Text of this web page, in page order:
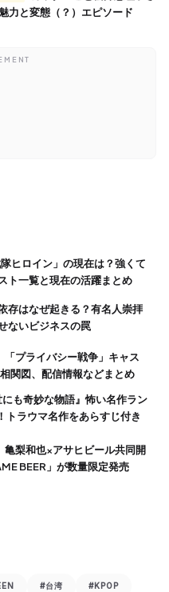
力と変態（？）エピソード
ト一覧と現在の活躍まとめ
ないビジネスの罠
関図、配信情報などまとめ
トラウマ名作をあらすじ付き
BEER」が数量限定発売
#台湾 #KPOP